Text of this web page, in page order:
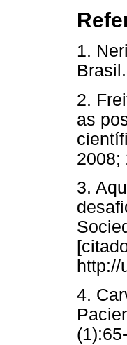
1.
2.
as
2008;
3.
http://
4.